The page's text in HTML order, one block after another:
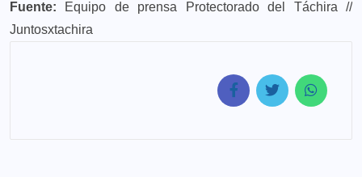
Fuente: Equipo de prensa Protectorado del Táchira //
Juntosxtachira